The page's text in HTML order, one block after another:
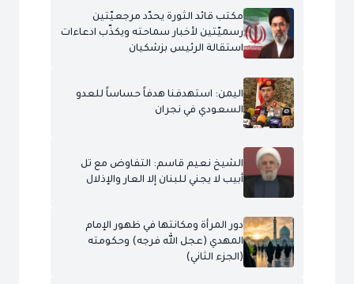
مكتب قائد الثورة يحدّد مرجعيّتين
رسميّتين لأخبار سماحته ويكذّب ادعاءات
استقالة الرئيس بزشكيان
اليمن: استهدفنا هدفاً حساساً للعدو
السعودي في نجران
الشيخ نعيم قاسم: التفاوض مع تل
أبيب لا يجني للبنان إلا العار والإذلال
دور المرأة ومكانتها في ظهور الإمام
المهدي (عجل الله فرجه) وحكومته
(الجزء الثاني)